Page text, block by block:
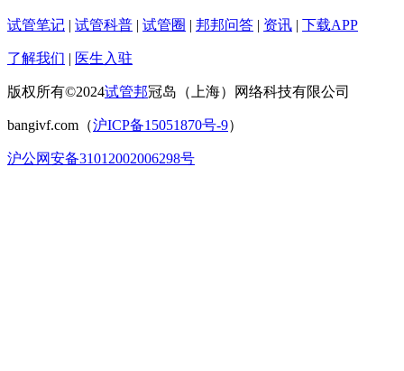
试管笔记 | 试管科普 | 试管圈 | 邦邦问答 | 资讯 | 下载APP
了解我们 | 医生入驻
版权所有©2024试管邦冠岛（上海）网络科技有限公司
bangivf.com（沪ICP备15051870号-9）
沪公网安备31012002006298号